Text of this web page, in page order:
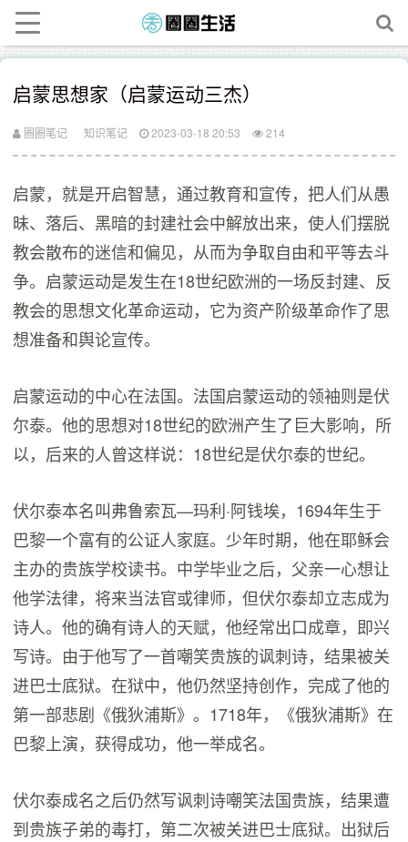
启蒙思想家（启蒙运动三杰）
圈圈笔记 知识笔记 2023-03-18 20:53 214
启蒙，就是开启智慧，通过教育和宣传，把人们从愚
昧、落后、黑暗的封建社会中解放出来，使人们摆脱
教会散布的迷信和偏见，从而为争取自由和平等去斗
争。启蒙运动是发生在18世纪欧洲的一场反封建、反
教会的思想文化革命运动，它为资产阶级革命作了思
想准备和舆论宣传。
启蒙运动的中心在法国。法国启蒙运动的领袖则是伏
尔泰。他的思想对18世纪的欧洲产生了巨大影响，所
以，后来的人曾这样说：18世纪是伏尔泰的世纪。
伏尔泰本名叫弗鲁索瓦—玛利·阿钱埃，1694年生于
巴黎一个富有的公证人家庭。少年时期，他在耶稣会
主办的贵族学校读书。中学毕业之后，父亲一心想让
他学法律，将来当法官或律师，但伏尔泰却立志成为
诗人。他的确有诗人的天赋，他经常出口成章，即兴
写诗。由于他写了一首嘲笑贵族的讽刺诗，结果被关
进巴士底狱。在狱中，他仍然坚持创作，完成了他的
第一部悲剧《俄狄浦斯》。1718年，《俄狄浦斯》在
巴黎上演，获得成功，他一举成名。
伏尔泰成名之后仍然写讽刺诗嘲笑法国贵族，结果遭
到贵族子弟的毒打，第二次被关进巴士底狱。出狱后